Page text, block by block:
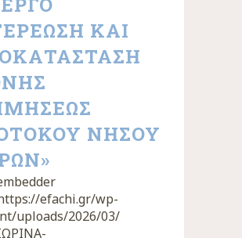
ΚΑΙ
ΝΗΣΟΥ
efachi.gr/wp-
uploads/2026/03/